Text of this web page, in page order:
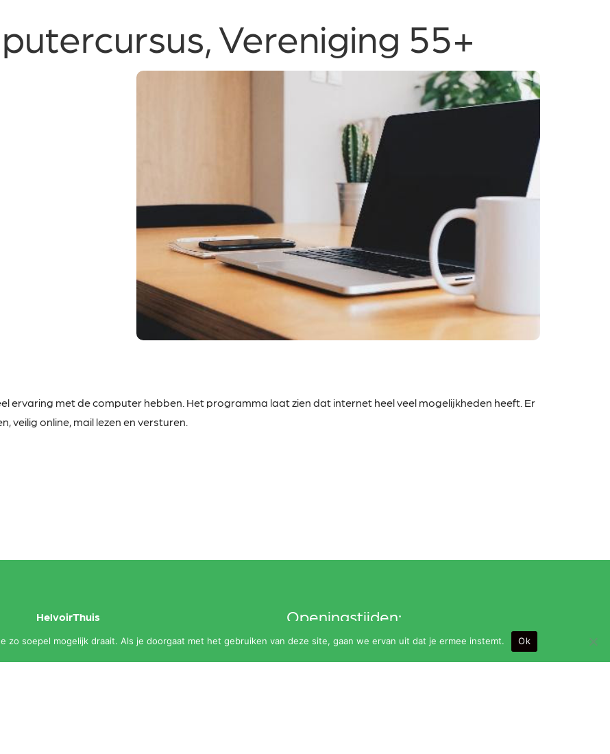
Vereniging 55+
ervaring met de computer hebben. Het programma laat zien dat internet heel veel mogelijkheden heeft. Er
veilig online, mail lezen en versturen.
HelvoirThuis
Aanbod
Openingstijden:
maandag t/m vrijdag van 9.00 t/m 24.00 uur (bar
sluit om 23.30 uur)
zo soepel mogelijk draait. Als je doorgaat met het gebruiken van deze site, gaan we ervan uit dat je ermee instemt. Ok